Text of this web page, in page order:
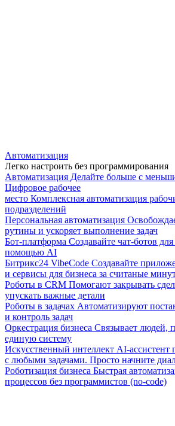
Автоматизация
Легко настроить без программирования
Автоматизация Делайте больше с
Цифровое рабочее
место Комплексная автоматизация
подразделений
Персональная автоматизация
рутины и ускоряет выполнение задач
Бот-платформа Создавайте чат-ботов
помощью AI
Битрикс24 VibeCode Создавайте
и сервисы для бизнеса за считаные
Роботы в CRM Помогают закрывать
упускать важные детали
Роботы в задачах Автоматизируют
и контроль задач
Оркестрация бизнеса Связывает людей,
единую систему
Искусственный интеллект AI-ассистент
с любыми задачами. Просто начните
Роботизация бизнеса Быстрая
процессов без программистов (no-code)